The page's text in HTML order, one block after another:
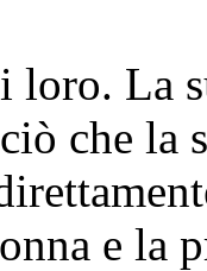
loro. La
che la
e la